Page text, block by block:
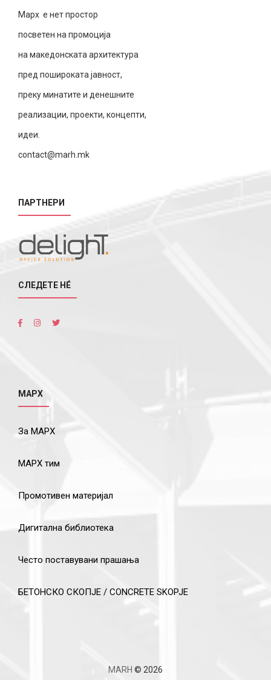
Марх е нет простор
посветен на промоција
на македонската архитектура
пред пошироката јавност,
преку минатите и денешните
реализации, проекти, концепти,
идеи.
contact@marh.mk
ПАРТНЕРИ
СЛЕДЕТЕ НÉ
МАРХ
За МАРХ
МАРХ тим
Промотивен материјал
Дигитална библиотека
Често поставувани прашања
БЕТОНСКО СКОПЈЕ / CONCRETE SKOPJE
MARH © 2026